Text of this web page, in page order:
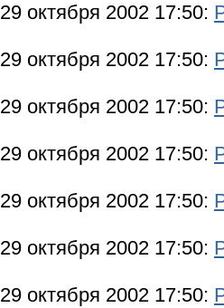
29 октября 2002 17:50:
29 октября 2002 17:50:
29 октября 2002 17:50:
29 октября 2002 17:50:
29 октября 2002 17:50:
29 октября 2002 17:50:
29 октября 2002 17:50: